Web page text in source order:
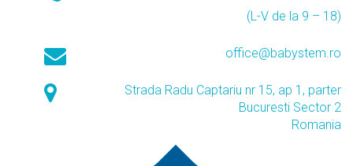
(L-V de la 9 – 18)
office@babystem.ro
Strada Radu Captariu nr 15, ap 1, parter
Bucuresti Sector 2
Romania